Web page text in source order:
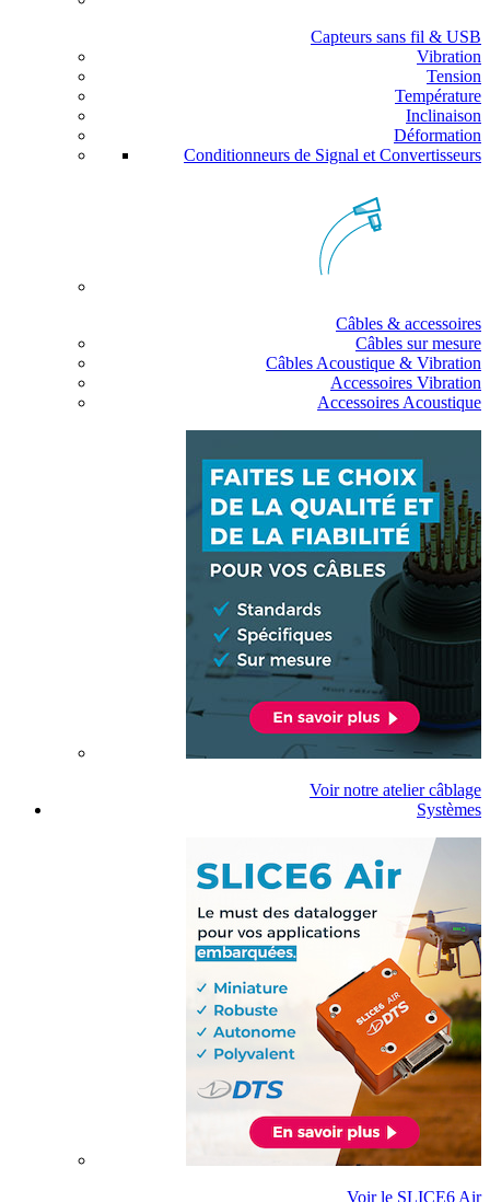
Capteurs sans fil & USB
Vibration
Tension
Température
Inclinaison
Déformation
Conditionneurs de Signal et Convertisseurs
Câbles & accessoires
Câbles sur mesure
Câbles Acoustique & Vibration
Accessoires Vibration
Accessoires Acoustique
Voir notre atelier câblage
Systèmes
Voir le SLICE6 Air